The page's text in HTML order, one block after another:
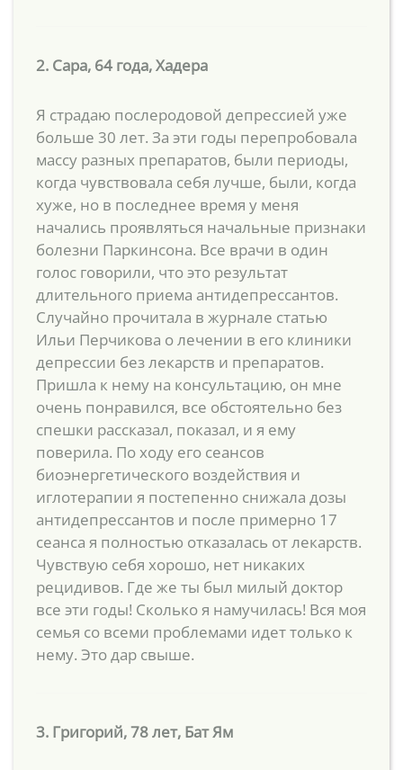
2. Сара, 64 года, Хадера
Я страдаю послеродовой депрессией уже
больше 30 лет. За эти годы перепробовала
массу разных препаратов, были периоды,
когда чувствовала себя лучше, были, когда
хуже, но в последнее время у меня
начались проявляться начальные признаки
болезни Паркинсона. Все врачи в один
голос говорили, что это результат
длительного приема антидепрессантов.
Случайно прочитала в журнале статью
Ильи Перчикова о лечении в его клиники
депрессии без лекарств и препаратов.
Пришла к нему на консультацию, он мне
очень понравился, все обстоятельно без
спешки рассказал, показал, и я ему
поверила. По ходу его сеансов
биоэнергетического воздействия и
иглотерапии я постепенно снижала дозы
антидепрессантов и после примерно 17
сеанса я полностью отказалась от лекарств.
Чувствую себя хорошо, нет никаких
рецидивов. Где же ты был милый доктор
все эти годы! Сколько я намучилась! Вся моя
семья со всеми проблемами идет только к
нему. Это дар свыше.
3. Григорий, 78 лет, Бат Ям